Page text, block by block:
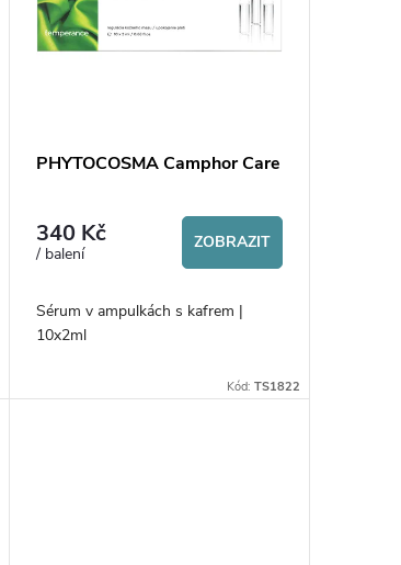
PHYTOCOSMA Camphor Care
340 Kč
/ balení
ZOBRAZIT
Sérum v ampulkách s kafrem |
10x2ml
Kód: TS1822